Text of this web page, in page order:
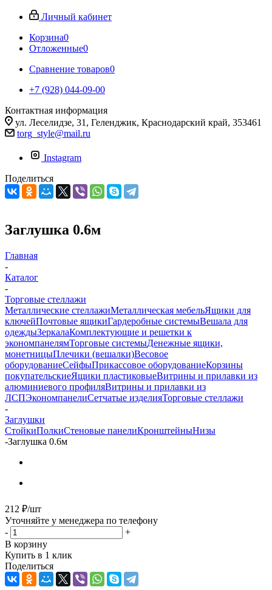
Личный кабинет
Корзина0
Отложенные0
Сравнение товаров0
+7 (928) 044-09-00
Контактная информация
ул. Леселидзе, 31, Геленджик, Краснодарский край, 353461
torg_style@mail.ru
Instagram
Поделиться
Заглушка 0.6м
Главная
-
Каталог
-
Торговые стеллажи
Металлические стеллажиМеталлическая мебельЯщики для
ключейПочтовые ящикиГардеробные системыВешала для
одеждыЗеркалаКомплектующие и решетки к
экономпанелямТорговые системыДенежные ящики,
монетницыПлечики (вешалки)Весовое
оборудованиеСейфыПрикассовое оборудованиеКорзины
покупательскиеЯщики пластиковыеВитрины и прилавки из
алюминиевого профиляВитрины и прилавки из
ЛСПЭкономпанелиСетчатые изделияТорговые стеллажи
-
Заглушки
СтойкиПолкиСтеновые панелиКронштейныНизы
-Заглушка 0.6м
212 ₽/шт
Уточняйте у менеджера по телефону
-
+
В корзину
Купить в 1 клик
Поделиться